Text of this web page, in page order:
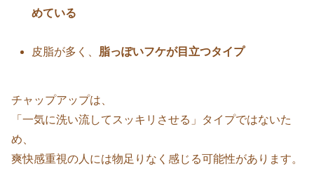
めている
皮脂が多く、 脂っぽいフケが目立つタイプ
チャップアップは、
「一気に洗い流してスッキリさせる」タイプではないた
め、
爽快感重視の人には物足りなく感じる可能性があります。